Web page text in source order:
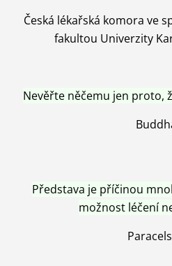
Česká lékařská komora ve
fakultou Univerzity
Nevěřte něčemu jen proto,
Představa je příčinou
možnost léčení